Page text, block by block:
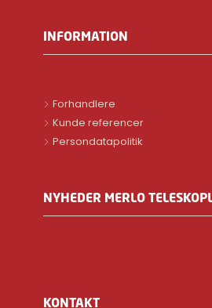
INFORMATION
Forhandlere
Kunde referencer
Persondatapolitik
NYHEDER MERLO
KONTAKT